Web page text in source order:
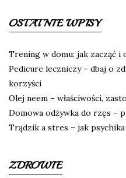
OSTATNIE WPISY
Trening w domu: jak zacząć i
Pedicure leczniczy – dbaj o
korzyści
Olej neem – właściwości,
Domowa odżywka do rzęs –
Trądzik a stres – jak
ZDROWIE